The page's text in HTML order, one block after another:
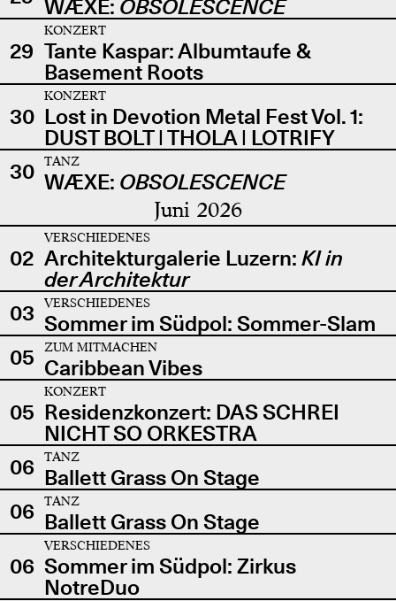
WÆXE: OBSOLESCENCE
29
KONZERT
Tante Kaspar: Albumtaufe &
Basement Roots
30
KONZERT
Lost in Devotion Metal Fest Vol. 1:
DUST BOLT | THOLA | LOTRIFY
30
TANZ
WÆXE: OBSOLESCENCE
Juni 2026
02
VERSCHIEDENES
Architekturgalerie Luzern: KI in
der Architektur
03
VERSCHIEDENES
Sommer im Südpol: Sommer-Slam
05
ZUM MITMACHEN
Caribbean Vibes
05
KONZERT
Residenzkonzert: DAS SCHREI
NICHT SO ORKESTRA
06
TANZ
Ballett Grass On Stage
06
TANZ
Ballett Grass On Stage
06
VERSCHIEDENES
Sommer im Südpol: Zirkus
NotreDuo